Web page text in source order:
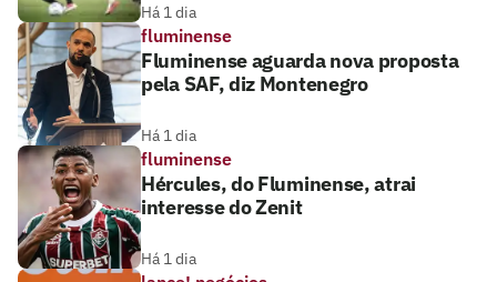
Há 1 dia
fluminense
Fluminense aguarda nova proposta
pela SAF, diz Montenegro
Há 1 dia
fluminense
Hércules, do Fluminense, atrai
interesse do Zenit
Há 1 dia